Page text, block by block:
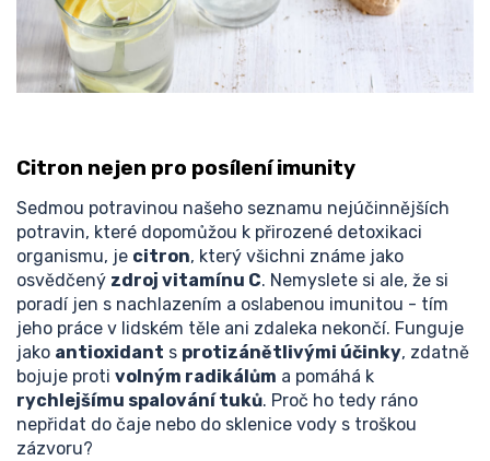
Citron nejen pro posílení imunity
Sedmou potravinou našeho seznamu nejúčinnějších
potravin, které dopomůžou k přirozené detoxikaci
organismu, je citron, který všichni známe jako
osvědčený zdroj vitamínu C. Nemyslete si ale, že si
poradí jen s nachlazením a oslabenou imunitou - tím
jeho práce v lidském těle ani zdaleka nekončí. Funguje
jako antioxidant s protizánětlivými účinky, zdatně
bojuje proti volným radikálům a pomáhá k
rychlejšímu spalování tuků. Proč ho tedy ráno
nepřidat do čaje nebo do sklenice vody s troškou
zázvoru?